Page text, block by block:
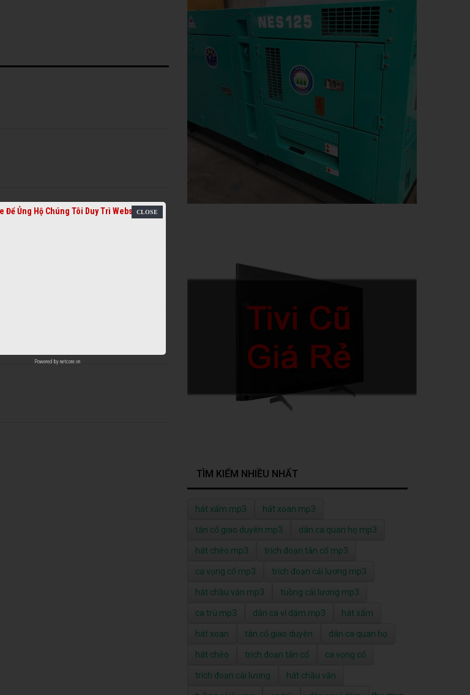
TÌM KIẾM NHIỀU NHẤT
hát xẩm mp3 hát xoan mp3
tân cổ giao duyên mp3 dân ca quan họ mp3
hát chèo mp3 trích đoạn tân cổ mp3
ca vọng cổ mp3 trích đoạn cải lương mp3
hát chầu văn mp3 tuồng cải lương mp3
ca trù mp3 dân ca ví dặm mp3 hát xẩm
hát xoan tân cổ giao duyên dân ca quan họ
hát chèo trích đoạn tân cổ ca vọng cổ
trích đoạn cải lương hát chầu văn
Để Ủng Hộ Chúng Tôi Duy Trì Website
Powered by netcore.vn